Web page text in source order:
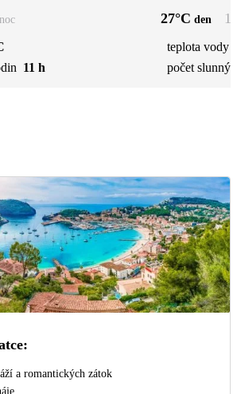
noc
11 h
27°C den
teplota vody
počet
a romantických zátok